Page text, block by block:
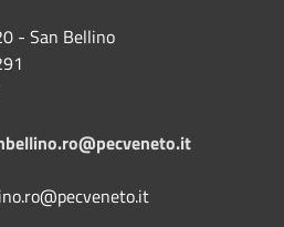
- San Bellino